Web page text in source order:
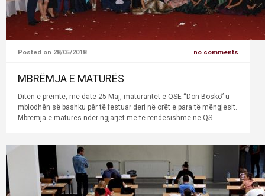
Posted on 28/05/2018 no comments
MBRËMJA E MATURËS
Ditën e premte, më datë 25 Maj, maturantët e QSE “Don Bosko” u
mblodhën së bashku për të festuar deri në orët e para të mëngjesit.
Mbrëmja e maturës ndër ngjarjet më të rëndësishme në QS...